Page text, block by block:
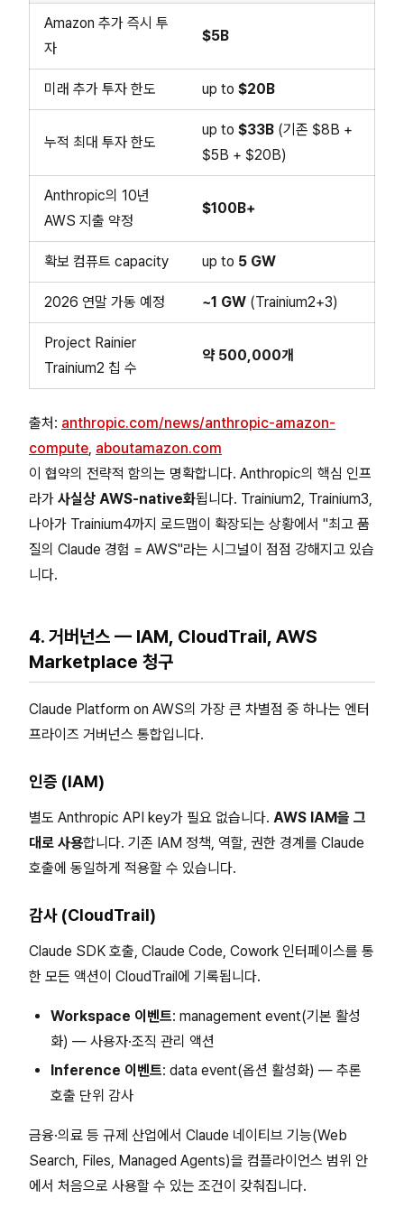
Amazon 추가 즉시 투
자
$5B
미래 추가 투자 한도 up to $20B
누적 최대 투자 한도
up to $33B (기존 $8B +
$5B + $20B)
Anthropic의 10년
AWS 지출 약정
$100B+
확보 컴퓨트 capacity up to 5 GW
2026 연말 가동 예정 ~1 GW (Trainium2+3)
Project Rainier
Trainium2 칩 수
약 500,000개
출처: anthropic.com/news/anthropic-amazon-
compute, aboutamazon.com
이 협약의 전략적 함의는 명확합니다. Anthropic의 핵심 인프
라가 사실상 AWS-native화됩니다. Trainium2, Trainium3,
나아가 Trainium4까지 로드맵이 확장되는 상황에서 "최고 품
질의 Claude 경험 = AWS"라는 시그널이 점점 강해지고 있습
니다.
4. 거버넌스 — IAM, CloudTrail, AWS
Marketplace 청구
Claude Platform on AWS의 가장 큰 차별점 중 하나는 엔터
프라이즈 거버넌스 통합입니다.
인증 (IAM)
별도 Anthropic API key가 필요 없습니다. AWS IAM을 그
대로 사용합니다. 기존 IAM 정책, 역할, 권한 경계를 Claude
호출에 동일하게 적용할 수 있습니다.
감사 (CloudTrail)
Claude SDK 호출, Claude Code, Cowork 인터페이스를 통
한 모든 액션이 CloudTrail에 기록됩니다.
Workspace 이벤트: management event(기본 활성
화) — 사용자·조직 관리 액션
Inference 이벤트: data event(옵션 활성화) — 추론
호출 단위 감사
금융·의료 등 규제 산업에서 Claude 네이티브 기능(Web
Search, Files, Managed Agents)을 컴플라이언스 범위 안
에서 처음으로 사용할 수 있는 조건이 갖춰집니다.